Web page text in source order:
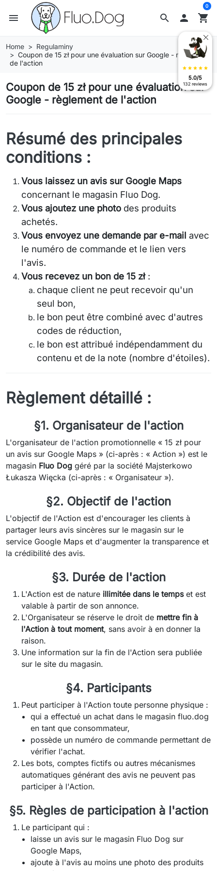
search
menu  shopping_cart
0
Home
Regulaminy
Coupon de 15 zł pour une évaluation sur Google - règlement
de l'action
Coupon de 15 zł pour une évaluation sur
Google - règlement de l'action
Résumé des principales
conditions :
Vous laissez un avis sur Google Maps
concernant le magasin Fluo Dog.
Vous ajoutez une photo des produits
achetés.
Vous envoyez une demande par e-mail avec
le numéro de commande et le lien vers
l'avis.
Vous recevez un bon de 15 zł:
chaque client ne peut recevoir qu'un
seul bon,
le bon peut être combiné avec d'autres
codes de réduction,
le bon est attribué indépendamment du
contenu et de la note (nombre d'étoiles).
Règlement détaillé :
§1. Organisateur de l'action
L'organisateur de l'action promotionnelle « 15 zł pour
un avis sur Google Maps » (ci-après : « Action ») est le
magasin Fluo Dog géré par la société Majsterkowo
Łukasza Więcka (ci-après : « Organisateur »).
§2. Objectif de l'action
L'objectif de l'Action est d'encourager les clients à
partager leurs avis sincères sur le magasin sur le
service Google Maps et d'augmenter la transparence et
la crédibilité des avis.
§3. Durée de l'action
L'Action est de nature illimitée dans le tempset est
valable à partir de son annonce.
L'Organisateur se réserve le droit de mettre fin à
l'Action à tout moment, sans avoir à en donner la
raison.
Une information sur la fin de l'Action sera publiée
sur le site du magasin.
§4. Participants
Peut participer à l'Action toute personne physique :
qui a effectué un achat dans le magasin fluo.dog
en tant que consommateur,
possède un numéro de commande permettant de
vérifier l'achat.
Les bots, comptes fictifs ou autres mécanismes
automatiques générant des avis ne peuvent pas
participer à l'Action.
§5. Règles de participation à l'action
Le participant qui :
laisse un avis sur le magasin Fluo Dog sur
Google Maps,
ajoute à l'avis au moins une photo des produits
star star star star star
5.0/5
132 reviews